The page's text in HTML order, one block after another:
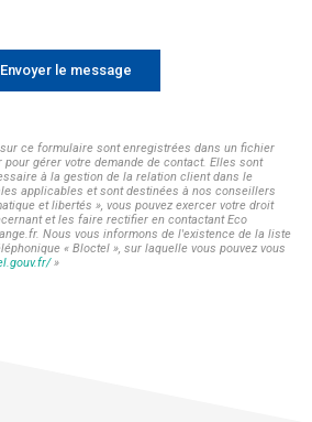
Envoyer le message
ce formulaire sont enregistrées dans un fichier
gérer votre demande de contact. Elles sont
à la gestion de la relation client dans le
applicables et sont destinées à nos conseillers
et libertés », vous pouvez exercer votre droit
et les faire rectifier en contactant Eco
Nous vous informons de l'existence de la liste
« Bloctel », sur laquelle vous pouvez vous
»